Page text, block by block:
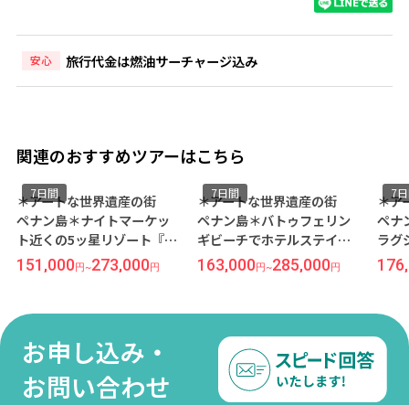
安心 旅行代金は燃油サーチャージ込み
関連のおすすめツアーはこちら
トな世界遺産の街
＊ナイトマーケッ
5ッ星リゾート『パ
ヤル ペナン』宿泊
前発/シンガポール
ギ- 5泊7日間/朝食
円~ 273,000円
＊アートな世界遺産の街
ペナン島＊バトゥフェリン
ギビーチでホテルステイを
心から楽しむ休日━━・・
『シャングリラズ ラサ サヤ
ガポール航空利用/ペナン島
5泊7日間/朝食付き≫
163,000 円~285,000円
＊アートな
ペナン島＊歴
ラグジュアリ
ースタン アン
ル＜プランタ
発/シンガポ
ペナン島-ジ
泊7日間/朝食
176,000 円~
お申し込み・
お問い合わせ